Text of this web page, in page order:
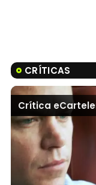
CRÍTICAS
Crítica